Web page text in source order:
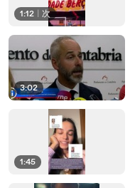
1:12 次
3:02
1:45